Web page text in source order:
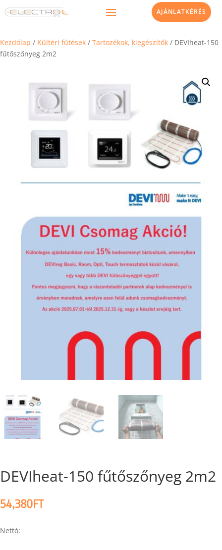
AJÁNLATKÉRÉS
Kezdőlap / Kültéri fűtések / Tartozékok, kiegészítők / DEVIheat-150
fűtőszőnyeg 2m2
DEVIheat-150 fűtőszőnyeg 2m2
54,380FT
Nettó: